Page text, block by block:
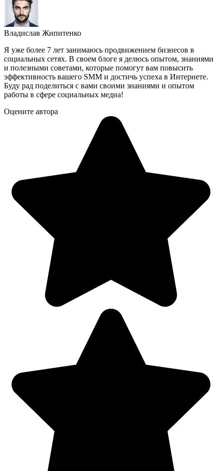
Владислав Жипитенко
Я уже более 7 лет занимаюсь продвижением бизнесов в
социальных сетях. В своем блоге я делюсь опытом, знаниями
и полезными советами, которые помогут вам повысить
эффективность вашего SMM и достичь успеха в Интернете.
Буду рад поделиться с вами своими знаниями и опытом
работы в сфере социальных медиа!
Оцените автора